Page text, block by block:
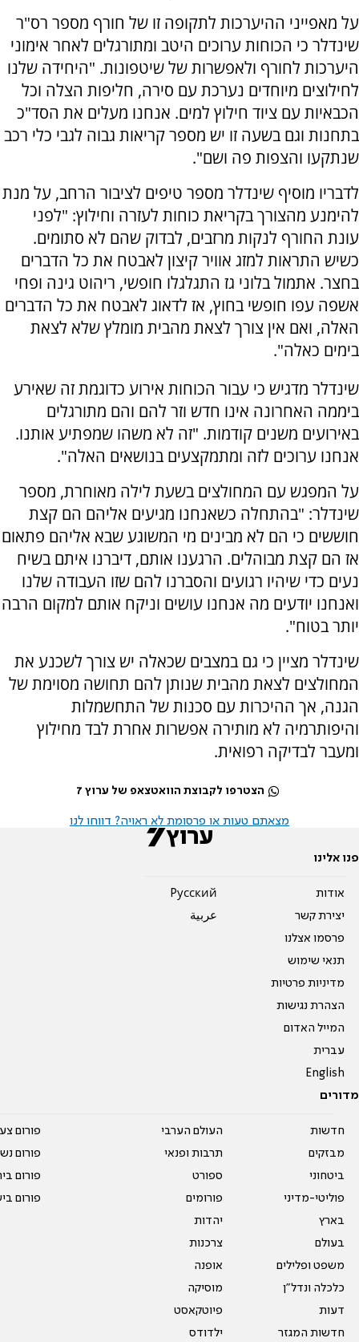
על מאפייני ההיערכות לתקופה זו של חורף מספר רס"ר
שינדלר כי הכוחות ערוכים היטב ומתורגלים לאחר אימוני
היערכות לחורף ולאפשרות של שיטפונות. "היחידה שלנו
לחילוצים מיוחדים נערכת עם סירה, חליפות הצלה וכל
הכבאיות עם ציוד חילוץ למים. אנחנו מעלים את הסד"כ
בתחנות וגם בשעה זו יש מספר קריאות גבוה לגבי כלי רכב
שנתקעו והצפות פה ושם".
לדבריו מוסיף שינדלר מספר טיפים לציבור הרחב, על מנת
להימנע מהצורך בקריאת כוחות לעזרה וחילוץ: "לפני
עונת החורף לנקות מרזבים, לבדוק שהם לא סתומים.
כשיש התראות למזג אוויר קיצון לאבטח את כל הדברים
בחצר. אתמול בלוני גז התגלגלו חופשי, ריהוט גינה ופחי
אשפה עפו חופשי בחוץ, אז לדאוג לאבטח את כל הדברים
האלה, ואם אין צורך לצאת מהבית מומלץ שלא לצאת
בימים כאלה".
שינדלר מדגיש כי עבור הכוחות אירוע כדוגמת זה שאירע
ביממה האחרונה אינו חדש וזר להם והם מתורגלים
באירועים משנים קודמות. "זה לא משהו שמפתיע אותנו.
אנחנו ערוכים לזה ומתמקצעים בנושאים האלה".
על המפגש עם המחולצים בשעת לילה מאוחרת, מספר
שינדלר: "בהתחלה כשאנחנו מגיעים אליהם הם קצת
חוששים כי הם לא מבינים מי המשוגע שבא אליהם פתאום
אז הם קצת מבוהלים. הרגענו אותם, דיברנו איתם בשיח
נעים כדי שיהיו רגועים והסברנו להם שזו העבודה שלנו
ואנחנו יודעים מה אנחנו עושים וניקח אותם למקום הרבה
יותר בטוח".
שינדלר מציין כי גם במצבים שכאלה יש צורך לשכנע את
המחולצים לצאת מהבית שנותן להם תחושה מסוימת של
הגנה, אך ההיכרות עם סכנות של התחשמלות
והיפותרמיה לא מותירה אפשרות אחרת לבד מחילוץ
ומעבר לבדיקה רפואית.
הצטרפו לקבוצת הוואטצאפ של ערוץ 7
מצאתם טעות או פרסומת לא ראויה? דווחו לנו
פנו אלינו
אודות
יצירת קשר
פרסמו אצלנו
תנאי שימוש
מדיניות פרטיות
הצהרת נגישות
המייל האדום
עברית
English
Pусский
عربية
מדורים
חדשות
מבזקים
ביטחוני
פוליטי-מדיני
בארץ
בעולם
משפט ופלילים
כלכלה ונדל"ן
דעות
חדשות המגזר
העולם הערבי
תרבות ופנאי
ספורט
פורומים
יהדות
צרכנות
אופנה
מוסיקה
פיוטקאסט
ילדודס
פורום
פורום
פורום
פורום